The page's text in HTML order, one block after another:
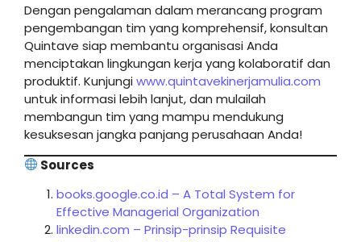
Dengan pengalaman dalam merancang program
pengembangan tim yang komprehensif, konsultan
Quintave siap membantu organisasi Anda
menciptakan lingkungan kerja yang kolaboratif dan
produktif. Kunjungiwww.quintavekinerjamulia.com
untuk informasi lebih lanjut, dan mulailah
membangun tim yang mampu mendukung
kesuksesan jangka panjang perusahaan Anda!
Sources
books.google.co.id – A Total System for
Effective Managerial Organization
linkedin.com – Prinsip-prinsip Requisite